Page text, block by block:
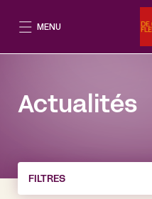
MENU
Actualités
FILTRES